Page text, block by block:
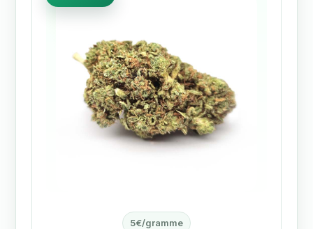
5€/gramme